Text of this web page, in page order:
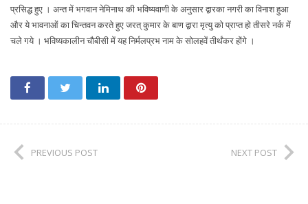
प्रसिद्ध हुए । अन्त में भगवान नेमिनाथ की भविष्यवाणी के अनुसार द्वारका नगरी का विनाश हुआ
और ये भावनाओं का चिन्तवन करते हुए जरत् कुमार के बाण द्वारा मृत्यु को प्राप्त हो तीसरे नर्क में
चले गये । भविष्यकालीन चौबीसी में यह निर्मलप्रभ नाम के सोलहवें तीर्थंकर होंगे ।
PREVIOUS POST NEXT POST